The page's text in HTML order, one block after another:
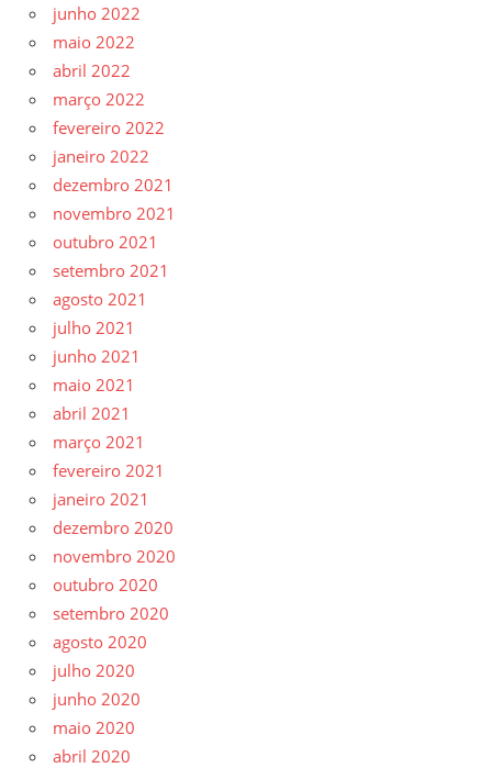
junho 2022
maio 2022
abril 2022
março 2022
fevereiro 2022
janeiro 2022
dezembro 2021
novembro 2021
outubro 2021
setembro 2021
agosto 2021
julho 2021
junho 2021
maio 2021
abril 2021
março 2021
fevereiro 2021
janeiro 2021
dezembro 2020
novembro 2020
outubro 2020
setembro 2020
agosto 2020
julho 2020
junho 2020
maio 2020
abril 2020